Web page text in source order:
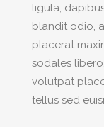
ligula,
blandit odio,
placerat
sodales
volutpat
tellus sed